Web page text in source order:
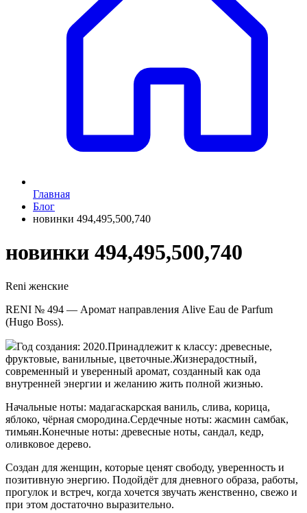
Главная
Блог
новинки 494,495,500,740
новинки 494,495,500,740
Reni женские
RENI № 494 — Аромат направления Alive Eau de Parfum
(Hugo Boss).
Год создания: 2020.Принадлежит к классу: древесные,
фруктовые, ванильные, цветочные.Жизнерадостный,
современный и уверенный аромат, созданный как ода
внутренней энергии и желанию жить полной жизнью.
Начальные ноты: мадагаскарская ваниль, слива, корица,
яблоко, чёрная смородина.Сердечные ноты: жасмин самбак,
тимьян.Конечные ноты: древесные ноты, сандал, кедр,
оливковое дерево.
Создан для женщин, которые ценят свободу, уверенность и
позитивную энергию. Подойдёт для дневного образа, работы,
прогулок и встреч, когда хочется звучать женственно, свежо и
при этом достаточно выразительно.